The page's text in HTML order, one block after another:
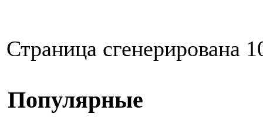
Страница сгенерирована
Популярные